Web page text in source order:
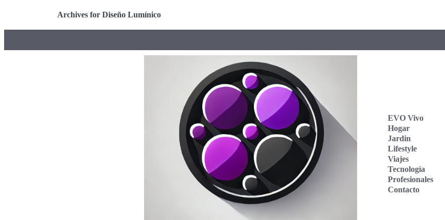
Archives for Diseño Lumínico
EVO Vivo
Hogar
Jardin
Lifestyle
Viajes
Tecnología
Profesionales
Contacto